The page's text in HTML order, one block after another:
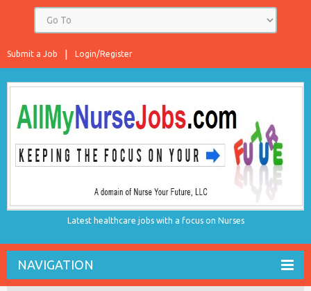
Login/Register
Submit a Job
Latest healthcare jobs with a focus on Nurses
NAVIGATION